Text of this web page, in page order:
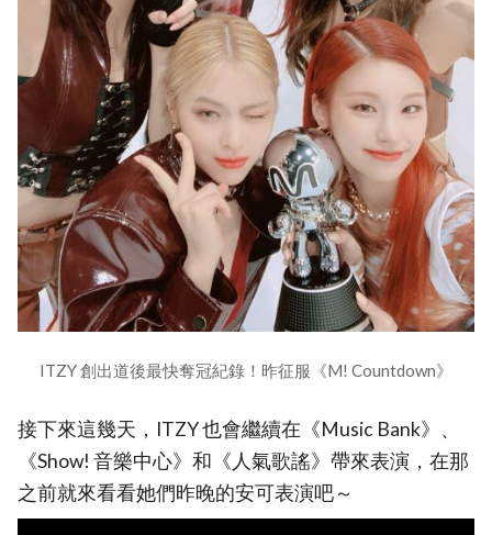
ITZY 創出道後最快奪冠紀錄！昨征服《M! Countdown》
接下來這幾天，ITZY 也會繼續在《Music Bank》、
《Show! 音樂中心》和《人氣歌謠》帶來表演，在那
之前就來看看她們昨晚的安可表演吧～